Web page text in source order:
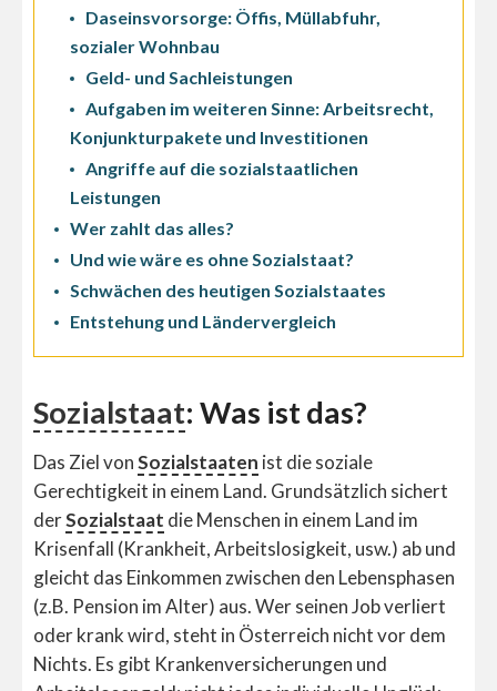
Daseinsvorsorge: Öffis, Müllabfuhr,
sozialer Wohnbau
Geld- und Sachleistungen
Aufgaben im weiteren Sinne: Arbeitsrecht,
Konjunkturpakete und Investitionen
Angriffe auf die sozialstaatlichen
Leistungen
Wer zahlt das alles?
Und wie wäre es ohne Sozialstaat?
Schwächen des heutigen Sozialstaates
Entstehung und Ländervergleich
Sozialstaat: Was ist das?
Das Ziel vonSozialstaaten ist die soziale
Gerechtigkeit in einem Land. Grundsätzlich sichert
derSozialstaat die Menschen in einem Land im
Krisenfall (Krankheit, Arbeitslosigkeit, usw.) ab und
gleicht das Einkommen zwischen den Lebensphasen
(z.B. Pension im Alter) aus. Wer seinen Job verliert
oder krank wird, steht in Österreich nicht vor dem
Nichts. Es gibt Krankenversicherungen und